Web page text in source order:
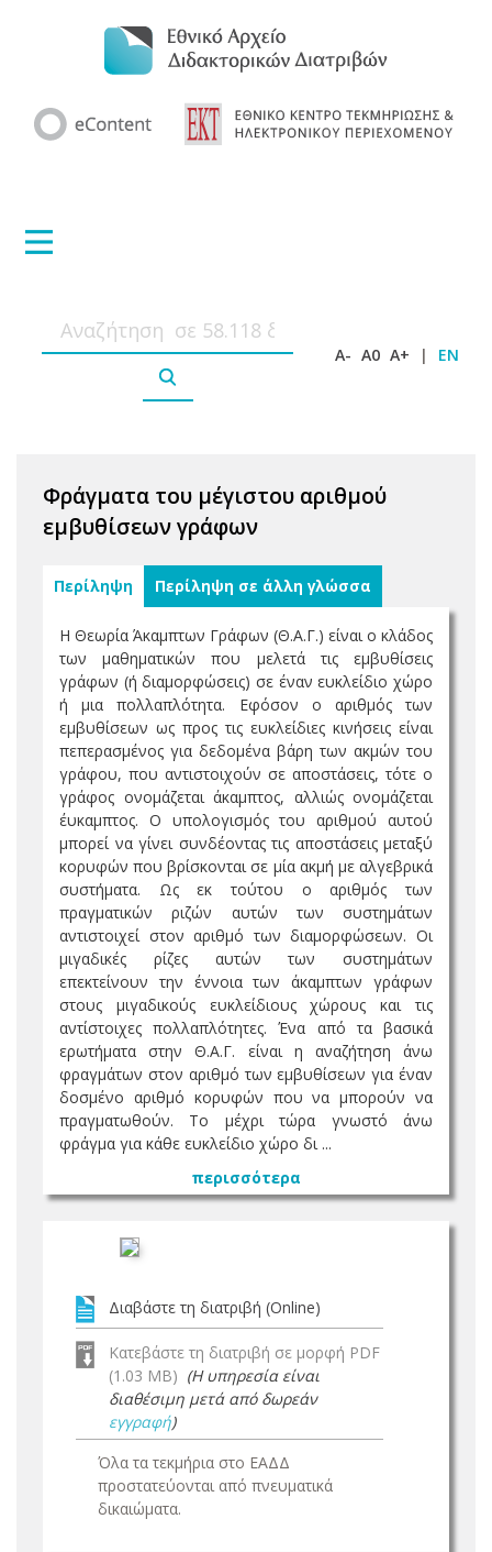
A- A0 A+ | EN
Φράγματα του μέγιστου αριθμού
εμβυθίσεων γράφων
Περίληψη Περίληψη σε άλλη γλώσσα
Η Θεωρία Άκαμπτων Γράφων (Θ.Α.Γ.) είναι ο κλάδος
των μαθηματικών που μελετά τις εμβυθίσεις
γράφων (ή διαμορφώσεις) σε έναν ευκλείδιο χώρο
ή μια πολλαπλότητα. Εφόσον ο αριθμός των
εμβυθίσεων ως προς τις ευκλείδιες κινήσεις είναι
πεπερασμένος για δεδομένα βάρη των ακμών του
γράφου, που αντιστοιχούν σε αποστάσεις, τότε ο
γράφος ονομάζεται άκαμπτος, αλλιώς ονομάζεται
έυκαμπτος. Ο υπολογισμός του αριθμού αυτού
μπορεί να γίνει συνδέοντας τις αποστάσεις μεταξύ
κορυφών που βρίσκονται σε μία ακμή με αλγεβρικά
συστήματα. Ως εκ τούτου ο αριθμός των
πραγματικών ριζών αυτών των συστημάτων
αντιστοιχεί στον αριθμό των διαμορφώσεων. Οι
μιγαδικές ρίζες αυτών των συστημάτων
επεκτείνουν την έννοια των άκαμπτων γράφων
στους μιγαδικούς ευκλείδιους χώρους και τις
αντίστοιχες πολλαπλότητες. Ένα από τα βασικά
ερωτήματα στην Θ.Α.Γ. είναι η αναζήτηση άνω
φραγμάτων στον αριθμό των εμβυθίσεων για έναν
δοσμένο αριθμό κορυφών που να μπορούν να
πραγματωθούν. Το μέχρι τώρα γνωστό άνω
φράγμα για κάθε ευκλείδιο χώρο δι ...
περισσότερα
Διαβάστε τη διατριβή (Online)
Κατεβάστε τη διατριβή σε μορφή PDF
(1.03 MB) (Η υπηρεσία είναι
διαθέσιμη μετά από δωρεάν
εγγραφή)
Όλα τα τεκμήρια στο ΕΑΔΔ
προστατεύονται από πνευματικά
δικαιώματα.